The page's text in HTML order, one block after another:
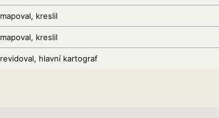
mapoval, kreslil
mapoval, kreslil
revidoval, hlavní kartograf